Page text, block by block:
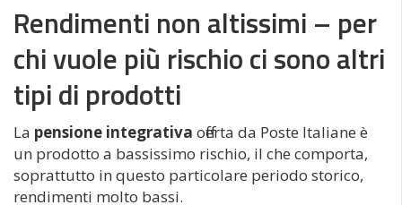
Rendimenti non altissimi – per
chi vuole più rischio ci sono altri
tipi di prodotti
La pensione integrativa offerta da Poste Italiane è
un prodotto a bassissimo rischio, il che comporta,
soprattutto in questo particolare periodo storico,
rendimenti molto bassi.